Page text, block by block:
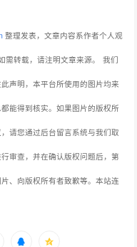
整理发表，文章内容系作者个人观
转载，请注明文章来源。 我们
声明，本平台所使用的图片均来
能得到核实。如果图片的版权所
请您通过后台留言系统与我们取
审查，并在确认版权问题后，第
、向版权所有者致歉等。本站连